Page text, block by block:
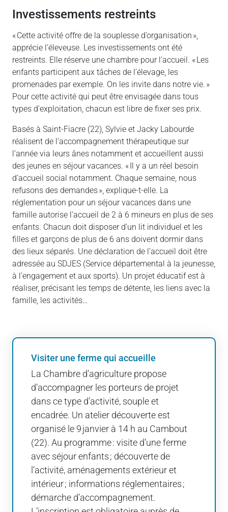
investissements restreints
« Cette activité offre de la souplesse d’organisation »,
apprécie l’éleveuse. Les investissements ont été
restreints. Elle réserve une chambre pour l’accueil. « Les
enfants participent aux tâches de l’élevage, les
promenades par exemple. On les invite dans notre vie. »
Pour cette activité qui peut être envisagée dans tous
types d’exploitation, chacun est libre de fixer ses prix.
Basés à Saint-Fiacre (22), Sylvie et Jacky Labourde
réalisent de l’accompagnement thérapeutique sur
l’année via leurs ânes notamment et accueillent aussi
des jeunes en séjour vacances. « Il y a un réel besoin
d’accueil social notamment. Chaque semaine, nous
refusons des demandes », explique-t-elle. La
réglementation pour un séjour vacances dans une
famille autorise l’accueil de 2 à 6 mineurs en plus de ses
enfants. Chacun doit disposer d’un lit individuel et les
filles et garçons de plus de 6 ans doivent dormir dans
des lieux séparés. Une déclaration de l’accueil doit être
adressée au SDJES (Service départemental à la jeunesse,
à l’engagement et aux sports). Un projet éducatif est à
réaliser, précisant les temps de détente, les liens avec la
famille, les activités…
Visiter une ferme qui accueille
La Chambre d’agriculture propose
d’accompagner les porteurs de projet
dans ce type d’activité, souple et
encadrée. Un atelier découverte est
organisé le 9 janvier à 14 h au Cambout
(22). Au programme : visite d’une ferme
avec séjour enfants ; découverte de
l’activité, aménagements extérieur et
intérieur ; informations réglementaires ;
démarche d’accompagnement.